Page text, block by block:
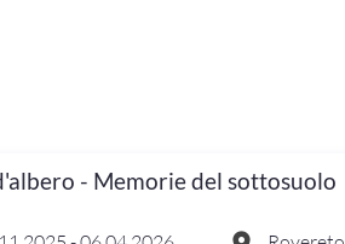
- Memorie del sottosuolo